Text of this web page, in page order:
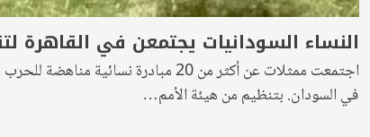
النساء السودانيات يجتمعن في القاهرة
اجتمعت ممثلات عن أكثر من 20
في السودان. بتنظيم من هيئة الأمم…